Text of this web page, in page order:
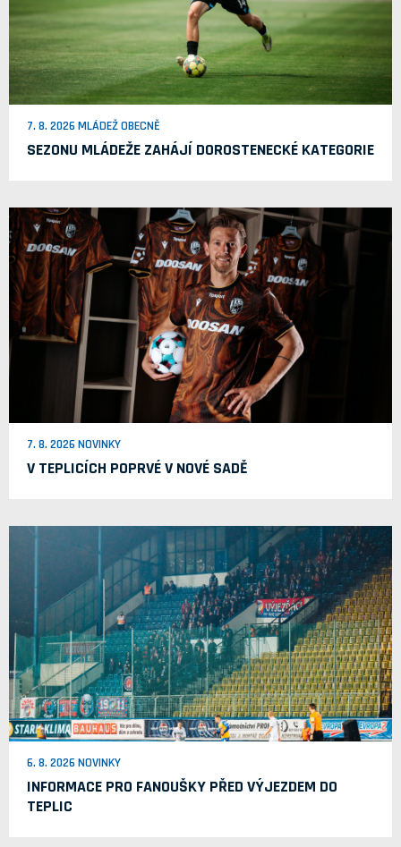
7. 8. 2026 MLÁDEŽ OBECNĚ
SEZONU MLÁDEŽE ZAHÁJÍ DOROSTENECKÉ KATEGORIE
7. 8. 2026 NOVINKY
V TEPLICÍCH POPRVÉ V NOVÉ SADĚ
6. 8. 2026 NOVINKY
INFORMACE PRO FANOUŠKY PŘED VÝJEZDEM DO
TEPLIC